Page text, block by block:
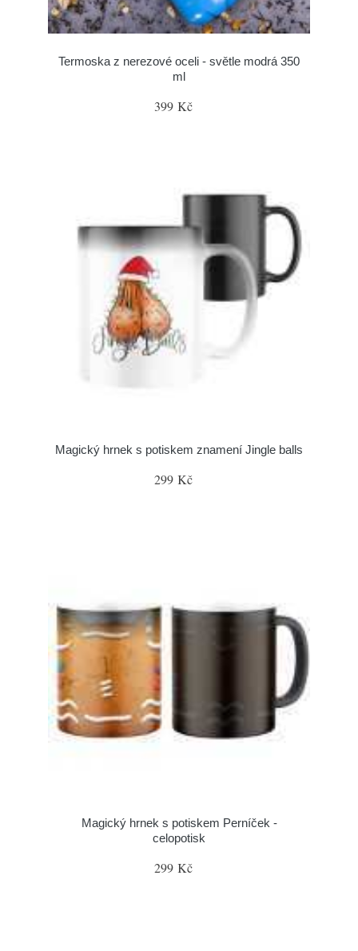
Termoska z nerezové oceli - světle modrá 350
ml
399 Kč
Magický hrnek s potiskem znamení Jingle balls
299 Kč
Magický hrnek s potiskem Perníček -
celopotisk
299 Kč